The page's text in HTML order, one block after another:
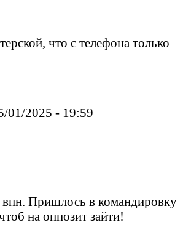
что с телефона только
01/2025 - 19:59
впн. Пришлось в командировку
на оппозит зайти!